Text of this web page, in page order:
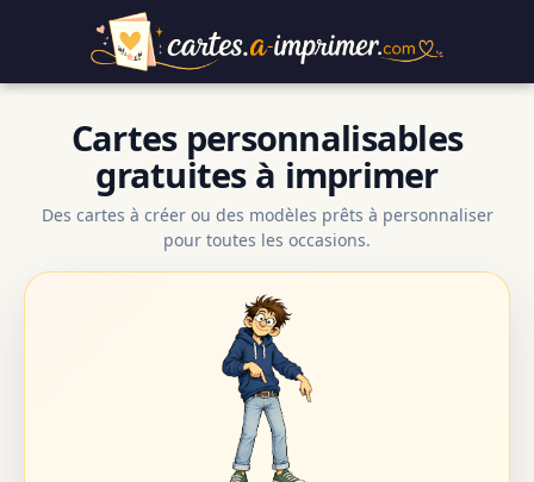
Cartes personnalisables
gratuites à imprimer
Des cartes à créer ou des modèles prêts à personnaliser
pour toutes les occasions.